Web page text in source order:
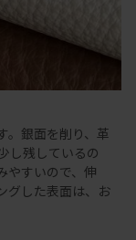
。銀面を削り、革
し残しているの
やすいので、伸
グした表面は、お